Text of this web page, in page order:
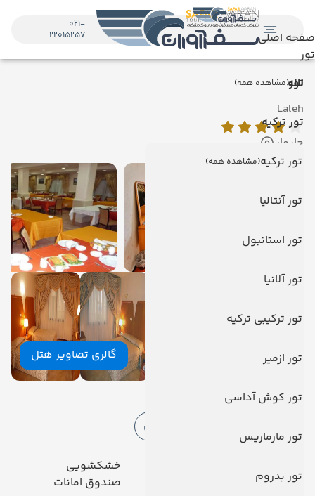
صفحه اصلی
تور
تور(مشاهده همه)
تور ترکیه
تور ترکیه(مشاهده همه)
تور آنتالیا
تور استانبول
تور آلانیا
تور ترکیبی ترکیه
تور ازمیر
تور کوش آداسی
تور مارماریس
تور بدروم
021-
22015257
لاله
Laleh
چابهار
گالری تصاویر هتل
امکانات هتل
امکانات ورزشی
مینی بار رایگان
خشکشویی
صندوق امانات